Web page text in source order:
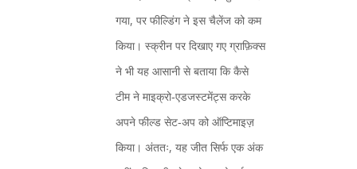
गया, पर फील्डिंग ने इस चैलेंज को कम
किया। स्क्रीन पर दिखाए गए ग्राफ़िक्स
ने भी यह आसानी से बताया कि कैसे
टीम ने माइक्रो‑एडजस्टमेंट्स करके
अपने फील्ड सेट‑अप को ऑप्टिमाइज़
किया। अंततः, यह जीत सिर्फ एक अंक